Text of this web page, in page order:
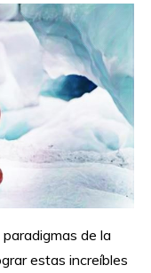
de la
estas increíbles